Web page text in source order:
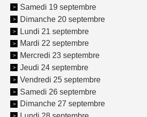
Samedi 19 septembre
Dimanche 20 septembre
Lundi 21 septembre
Mardi 22 septembre
Mercredi 23 septembre
Jeudi 24 septembre
Vendredi 25 septembre
Samedi 26 septembre
Dimanche 27 septembre